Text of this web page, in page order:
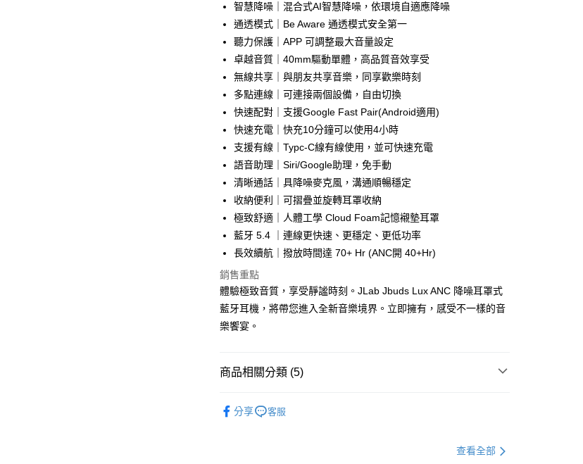
運送方式
付款後全家取貨
免運費
付款後7-11取貨
免運費
宅配
每筆NT$130，滿NT$399(含以上)免運費
智慧降噪｜混合式AI智慧降噪，依環境自適應降噪
通透模式｜Be Aware 通透模式安全第一
聽力保護｜APP 可調整最大音量設定
卓越音質｜40mm驅動單體，高品質音效享受
無線共享｜與朋友共享音樂，同享歡樂時刻
多點連線｜可連接兩個設備，自由切換
快速配對｜支援Google Fast Pair(Android適用)
快速充電｜快充10分鐘可以使用4小時
支援有線｜Typc-C線有線使用，並可快速充電
語音助理｜Siri/Google助理，免手動
清晰通話｜具降噪麥克風，溝通順暢穩定
收納便利｜可摺疊並旋轉耳罩收納
極致舒適｜人體工學 Cloud Foam記憶襯墊耳罩
藍牙 5.4 ｜連線更快速、更穩定、更低功率
長效續航｜撥放時間達 70+ Hr (ANC開 40+Hr)
銷售重點
體驗極致音質，享受靜謐時刻。JLab Jbuds Lux ANC 降噪耳罩式
藍牙耳機，將帶您進入全新音樂境界。立即擁有，感受不一樣的音
樂饗宴。
商品相關分類 (5)
分享 客服
查看全部